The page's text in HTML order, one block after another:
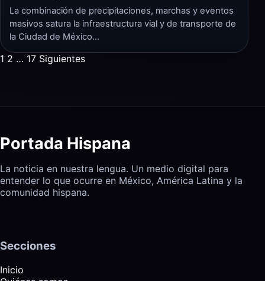
La combinación de precipitaciones, marchas y eventos
masivos satura la infraestructura vial y de transporte de
la Ciudad de México…
Paginación
1 2 … 17 Siguientes
Portada Hispana
La noticia en nuestra lengua. Un medio digital para
entender lo que ocurre en México, América Latina y la
comunidad hispana.
Secciones
Inicio